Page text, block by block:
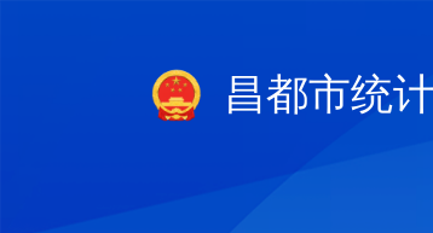
昌都市统